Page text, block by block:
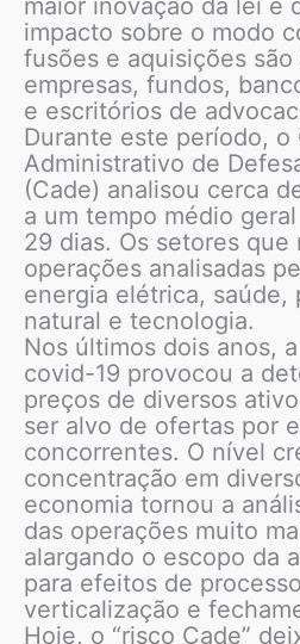
impacto sobre o modo
fusões e aquisições
empresas, fundos,
e escritórios de
Durante este período, o
Administrativo de
(Cade) analisou cerca
a um tempo médio
29 dias. Os setores que
operações analisadas
energia elétrica, saúde,
natural e tecnologia.
Nos últimos dois anos,
covid-19 provocou a
preços de diversos
ser alvo de ofertas por
concorrentes. O nível
concentração em
economia tornou a
das operações muito
alargando o escopo da
para efeitos de
verticalização e
Hoje, o “risco Cade”